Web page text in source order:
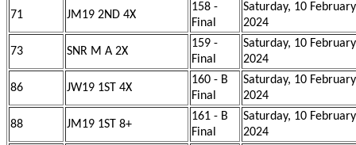
71 JM19 2ND 4X
158 -
Final
Saturday, 10 February
2024
73 SNR M A 2X
159 -
Final
Saturday, 10 February
2024
86 JW19 1ST 4X
160 - B
Final
Saturday, 10 February
2024
88 JM19 1ST 8+
161 - B
Final
Saturday, 10 February
2024